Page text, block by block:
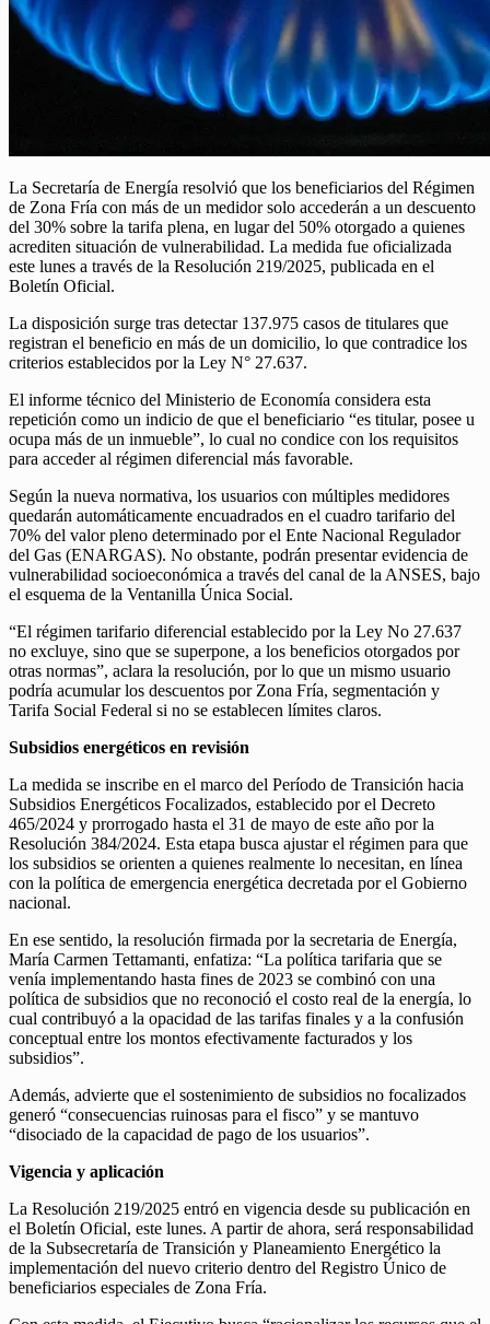
La Secretaría de Energía resolvió que los beneficiarios del Régimen
de Zona Fría con más de un medidor solo accederán a un descuento
del 30% sobre la tarifa plena, en lugar del 50% otorgado a quienes
acrediten situación de vulnerabilidad. La medida fue oficializada
este lunes a través de la Resolución 219/2025, publicada en el
Boletín Oficial.
La disposición surge tras detectar 137.975 casos de titulares que
registran el beneficio en más de un domicilio, lo que contradice los
criterios establecidos por la Ley N° 27.637.
El informe técnico del Ministerio de Economía considera esta
repetición como un indicio de que el beneficiario “es titular, posee u
ocupa más de un inmueble”, lo cual no condice con los requisitos
para acceder al régimen diferencial más favorable.
Según la nueva normativa, los usuarios con múltiples medidores
quedarán automáticamente encuadrados en el cuadro tarifario del
70% del valor pleno determinado por el Ente Nacional Regulador
del Gas (ENARGAS). No obstante, podrán presentar evidencia de
vulnerabilidad socioeconómica a través del canal de la ANSES, bajo
el esquema de la Ventanilla Única Social.
“El régimen tarifario diferencial establecido por la Ley No 27.637
no excluye, sino que se superpone, a los beneficios otorgados por
otras normas”, aclara la resolución, por lo que un mismo usuario
podría acumular los descuentos por Zona Fría, segmentación y
Tarifa Social Federal si no se establecen límites claros.
Subsidios energéticos en revisión
La medida se inscribe en el marco del Período de Transición hacia
Subsidios Energéticos Focalizados, establecido por el Decreto
465/2024 y prorrogado hasta el 31 de mayo de este año por la
Resolución 384/2024. Esta etapa busca ajustar el régimen para que
los subsidios se orienten a quienes realmente lo necesitan, en línea
con la política de emergencia energética decretada por el Gobierno
nacional.
En ese sentido, la resolución firmada por la secretaria de Energía,
María Carmen Tettamanti, enfatiza: “La política tarifaria que se
venía implementando hasta fines de 2023 se combinó con una
política de subsidios que no reconoció el costo real de la energía, lo
cual contribuyó a la opacidad de las tarifas finales y a la confusión
conceptual entre los montos efectivamente facturados y los
subsidios”.
Además, advierte que el sostenimiento de subsidios no focalizados
generó “consecuencias ruinosas para el fisco” y se mantuvo
“disociado de la capacidad de pago de los usuarios”.
Vigencia y aplicación
La Resolución 219/2025 entró en vigencia desde su publicación en
el Boletín Oficial, este lunes. A partir de ahora, será responsabilidad
de la Subsecretaría de Transición y Planeamiento Energético la
implementación del nuevo criterio dentro del Registro Único de
beneficiarios especiales de Zona Fría.